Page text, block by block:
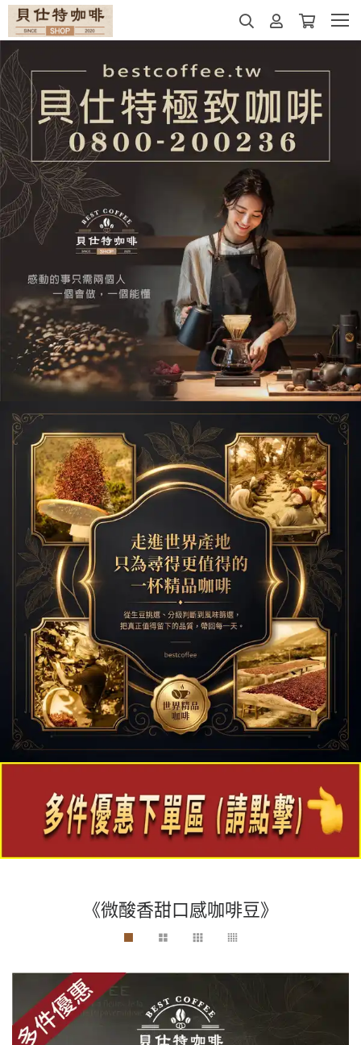
《微酸香甜口感咖啡豆》